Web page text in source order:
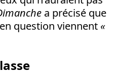
a précisé que
question viennent «